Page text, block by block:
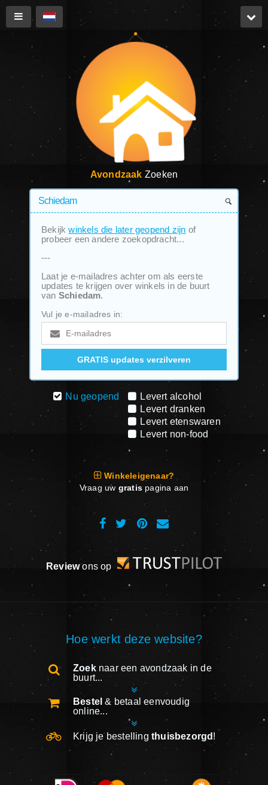
Avondzaak Zoeken
Bekijkwinkels die later geopend zijn of
probeer een andere zoekopdracht...
---
Laat je e-mailadres achter om als eerste
updates te krijgen over winkels in de buurt
van Schiedam.
Vul je e-mailadres in:
Nu geopend
Levert alcohol
Levert dranken
Levert etenswaren
Levert non-food
Winkeleigenaar?
Vraag uw gratispagina aan
Reviewons op
Hoe werkt deze website?
Zoeknaar een avondzaak in de
buurt...
Bestel & betaal eenvoudig
online...
Krijg je bestelling thuisbezorgd !